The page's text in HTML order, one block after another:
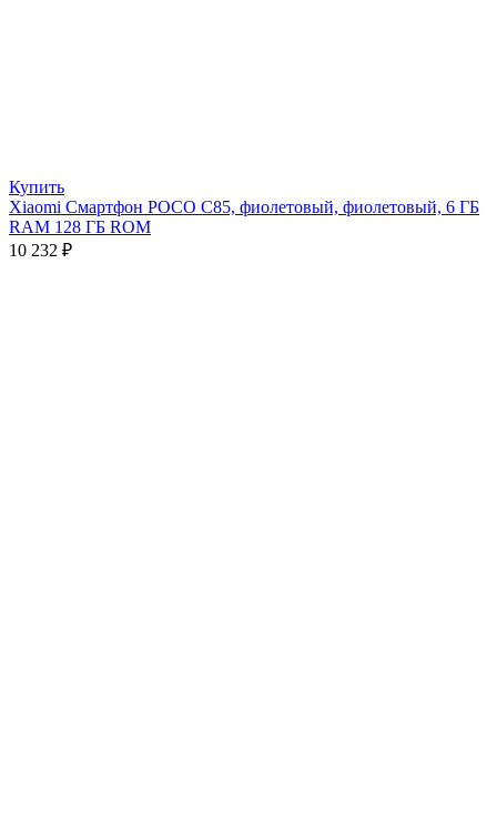
Купить
Xiaomi Смартфон POCO C85, фиолетовый, фиолетовый, 6 ГБ
RAM 128 ГБ ROM
10 232 ₽